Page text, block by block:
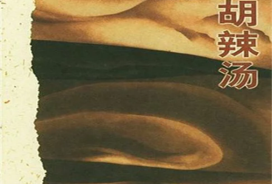
居家生活 3C家電 運動休閒 親子玩具
女裝 情趣用品
日本購物 電子/紙本書